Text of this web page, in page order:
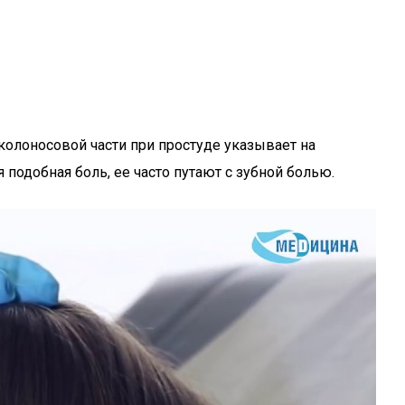
части при простуде указывает на
боль, ее часто путают с зубной болью.